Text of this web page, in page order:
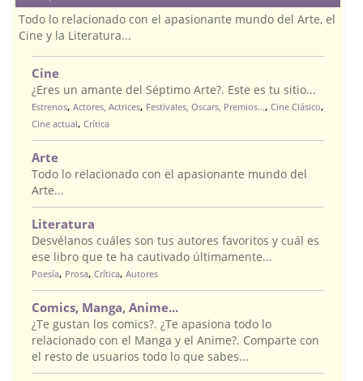
Todo lo relacionado con el apasionante mundo del Arte, el
Cine y la Literatura...
Cine
¿Eres un amante del Séptimo Arte?. Este es tu sitio...
Estrenos, Actores, Actrices, Festivales, Oscars, Premios..., Cine Clásico,
Cine actual, Crítica
Arte
Todo lo relacionado con el apasionante mundo del
Arte...
Literatura
Desvélanos cuáles son tus autores favoritos y cuál es
ese libro que te ha cautivado últimamente...
Poesía, Prosa, Crítica, Autores
Comics, Manga, Anime...
¿Te gustan los comics?. ¿Te apasiona todo lo
relacionado con el Manga y el Anime?. Comparte con
el resto de usuarios todo lo que sabes...